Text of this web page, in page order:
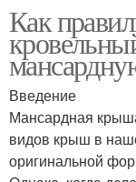
Как
Введение
Мансардная
видов крыш в
оригинальной